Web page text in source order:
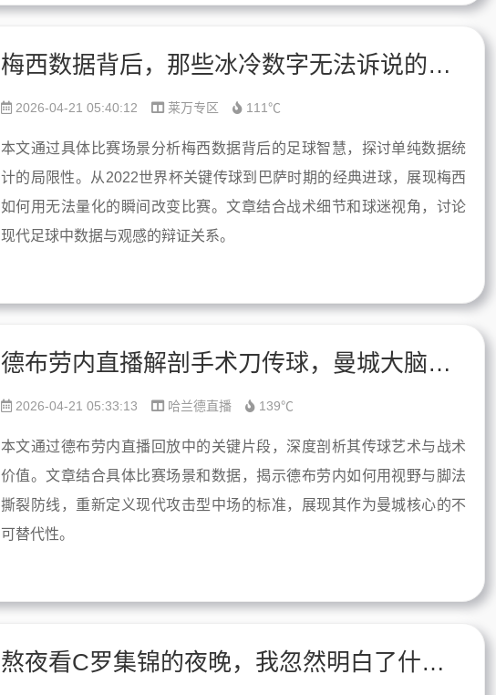
梅西数据背后，那些冰冷数字无法诉说的足球艺术
2026-04-21 05:40:12 莱万专区 111℃
本文通过具体比赛场景分析梅西数据背后的足球智慧，探讨单纯数据统
计的局限性。从2022世界杯关键传球到巴萨时期的经典进球，展现梅西
如何用无法量化的瞬间改变比赛。文章结合战术细节和球迷视角，讨论
现代足球中数据与观感的辩证关系。
德布劳内直播解剖手术刀传球，曼城大脑如何重新定义中场
2026-04-21 05:33:13 哈兰德直播 139℃
本文通过德布劳内直播回放中的关键片段，深度剖析其传球艺术与战术
价值。文章结合具体比赛场景和数据，揭示德布劳内如何用视野与脚法
撕裂防线，重新定义现代攻击型中场的标准，展现其作为曼城核心的不
可替代性。
熬夜看C罗集锦的夜晚，我忽然明白了什么叫极致